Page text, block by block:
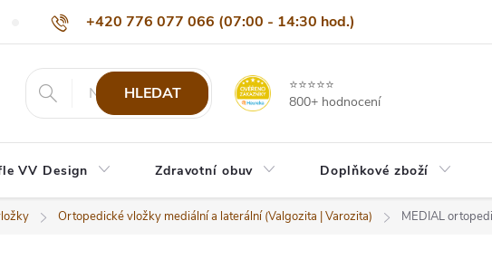
+420 776 077 066 (07:00 - 14:30 hod.)
info@eshop-vvdesign.cz
Nejčastější dotazy Naši odběratelé Doprava a platba
HLEDAT
⭐⭐⭐⭐⭐
800+ hodnocení
VV Design Zdravotní obuv Doplňkové zboží
Ortopedické vložky mediální a laterální (Valgozita | Varozita) MEDIAL